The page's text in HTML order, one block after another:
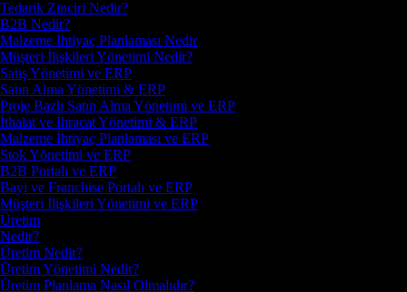
Tedarik Zinciri Nedir?
B2B Nedir?
Malzeme İhtiyaç Planlaması Nedir
Müşteri İlişkileri Yönetimi Nedir?
Satış Yönetimi ve ERP
Satın Alma Yönetimi & ERP
Proje Bazlı Satın Alma Yönetimi ve ERP
İthalat ve İhracat Yönetimi & ERP
Malzeme İhtiyaç Planlaması ve ERP
Stok Yönetimi ve ERP
B2B Portalı ve ERP
Bayi ve Franchise Portalı ve ERP
Müşteri İlişkileri Yönetimi ve ERP
Üretim
Nedir?
Üretim Nedir?
Üretim Yönetimi Nedir?
Üretim Planlama Nasıl Olmalıdır?